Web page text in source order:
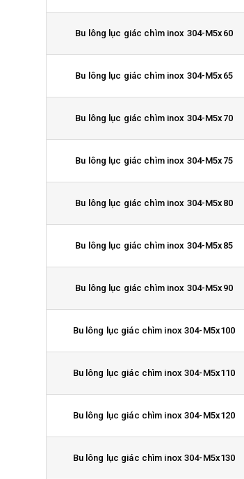
Bu lông lục giác chìm inox 304-M5x60
Bu lông lục giác chìm inox 304-M5x65
Bu lông lục giác chìm inox 304-M5x70
Bu lông lục giác chìm inox 304-M5x75
Bu lông lục giác chìm inox 304-M5x80
Bu lông lục giác chìm inox 304-M5x85
Bu lông lục giác chìm inox 304-M5x90
Bu lông lục giác chìm inox 304-M5x100
Bu lông lục giác chìm inox 304-M5x110
Bu lông lục giác chìm inox 304-M5x120
Bu lông lục giác chìm inox 304-M5x130